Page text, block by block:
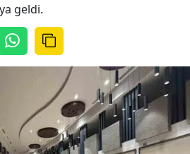
geldi.